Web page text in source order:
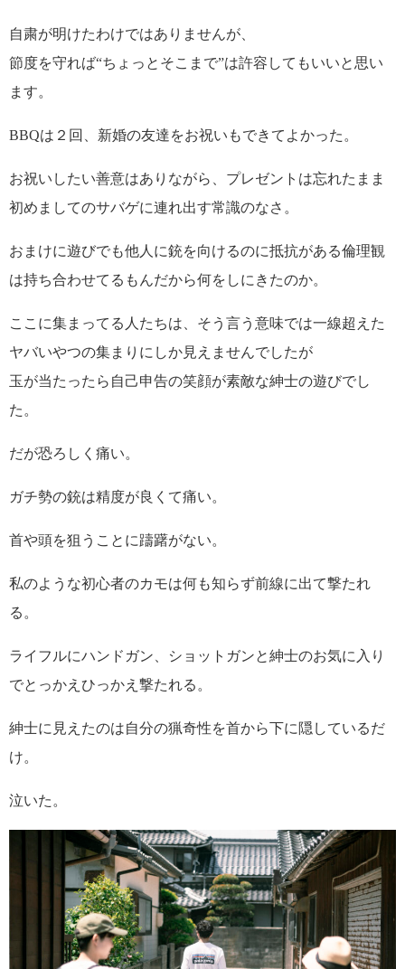
自粛が明けたわけではありませんが、
節度を守れば“ちょっとそこまで”は許容してもいいと思い
ます。
BBQは２回、新婚の友達をお祝いもできてよかった。
お祝いしたい善意はありながら、プレゼントは忘れたまま
初めましてのサバゲに連れ出す常識のなさ。
おまけに遊びでも他人に銃を向けるのに抵抗がある倫理観
は持ち合わせてるもんだから何をしにきたのか。
ここに集まってる人たちは、そう言う意味では一線超えた
ヤバいやつの集まりにしか見えませんでしたが
玉が当たったら自己申告の笑顔が素敵な紳士の遊びでし
た。
だが恐ろしく痛い。
ガチ勢の銃は精度が良くて痛い。
首や頭を狙うことに躊躇がない。
私のような初心者のカモは何も知らず前線に出て撃たれ
る。
ライフルにハンドガン、ショットガンと紳士のお気に入り
でとっかえひっかえ撃たれる。
紳士に見えたのは自分の猟奇性を首から下に隠しているだ
け。
泣いた。